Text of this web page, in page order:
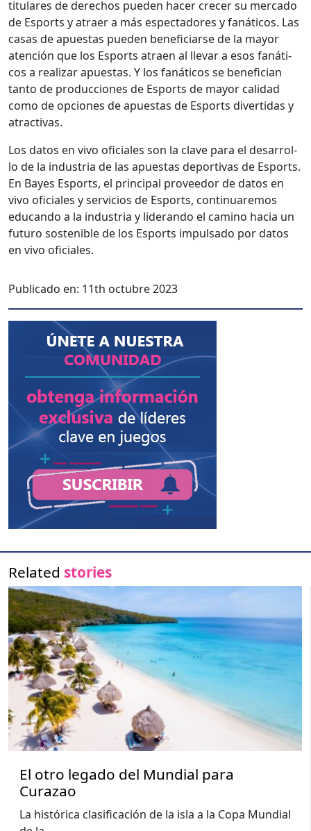
tit­u­lares de dere­chos pueden hac­er cre­cer su mer­ca­do
de Esports y atraer a más espec­ta­dores y fanáti­cos. Las
casas de apues­tas pueden ben­e­fi­cia­rse de la may­or
aten­ción que los Esports atraen al lle­var a esos fanáti­
cos a realizar apues­tas. Y los fanáti­cos se ben­e­fi­cian
tan­to de pro­duc­ciones de Esports de may­or cal­i­dad
como de opciones de apues­tas de Esports diver­tidas y
atrac­ti­vas.
Los datos en vivo ofi­ciales son la clave para el desar­rol­
lo de la indus­tria de las apues­tas deporti­vas de Esports.
En Bayes Esports, el prin­ci­pal provee­dor de datos en
vivo ofi­ciales y ser­vi­cios de Esports, con­tin­uare­mos
edu­can­do a la indus­tria y lid­eran­do el camino hacia un
futuro sostenible de los Esports impul­sa­do por datos
en vivo ofi­ciales.
Publicado en: 11th octubre 2023
Related stories
El otro legado del Mundial para
Curazao
La histórica clasificación de la isla a la Copa Mundial